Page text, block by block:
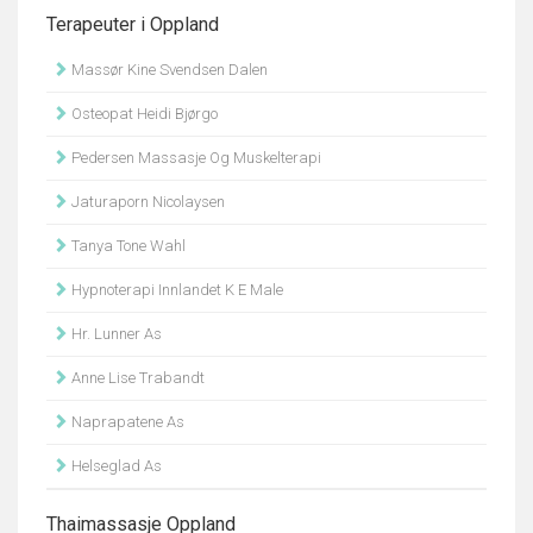
Terapeuter i Oppland
Massør Kine Svendsen Dalen
Osteopat Heidi Bjørgo
Pedersen Massasje Og Muskelterapi
Jaturaporn Nicolaysen
Tanya Tone Wahl
Hypnoterapi Innlandet K E Male
Hr. Lunner As
Anne Lise Trabandt
Naprapatene As
Helseglad As
Thaimassasje Oppland